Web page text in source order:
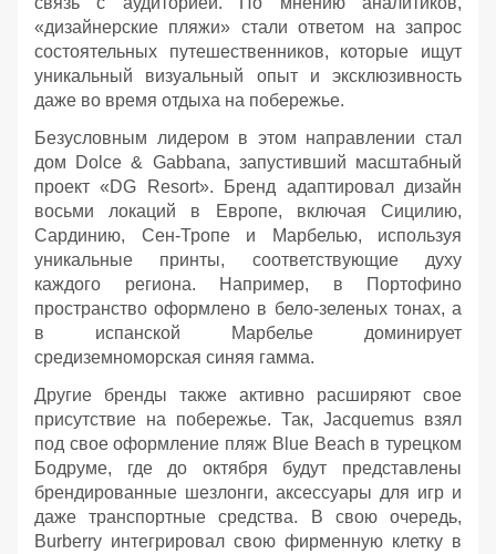
«дизайнерские пляжи» стали ответом на запрос
состоятельных путешественников, которые ищут
уникальный визуальный опыт и эксклюзивность
даже во время отдыха на побережье.
Безусловным лидером в этом направлении стал
дом Dolce & Gabbana, запустивший масштабный
проект «DG Resort». Бренд адаптировал дизайн
восьми локаций в Европе, включая Сицилию,
Сардинию, Сен-Тропе и Марбелью, используя
уникальные принты, соответствующие духу
каждого региона. Например, в Портофино
пространство оформлено в бело-зеленых тонах, а
в испанской Марбелье доминирует
средиземноморская синяя гамма.
Другие бренды также активно расширяют свое
присутствие на побережье. Так, Jacquemus взял
под свое оформление пляж Blue Beach в турецком
Бодруме, где до октября будут представлены
брендированные шезлонги, аксессуары для игр и
даже транспортные средства. В свою очередь,
Burberry интегрировал свою фирменную клетку в